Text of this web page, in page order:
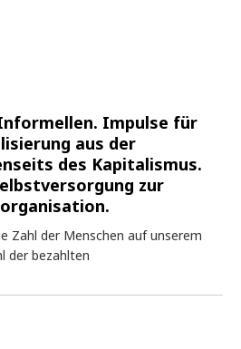
Impulse für
aus der
des Kapitalismus.
zur
Zahl der Menschen auf unserem
der bezahlten